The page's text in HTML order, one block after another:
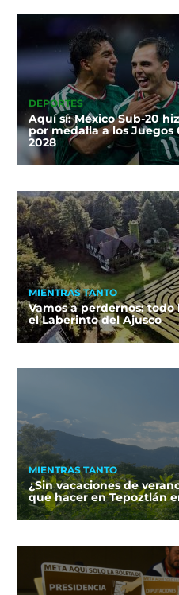
DEPORTES
Aquí sí: México Sub-20
por medalla a los Juegos
2028
MIENTRAS TANTO
Vamos a perdernos:
el Laberinto del Ajusco
MIENTRAS TANTO
¿Sin vacaciones de
que hacer en Tepoztlán